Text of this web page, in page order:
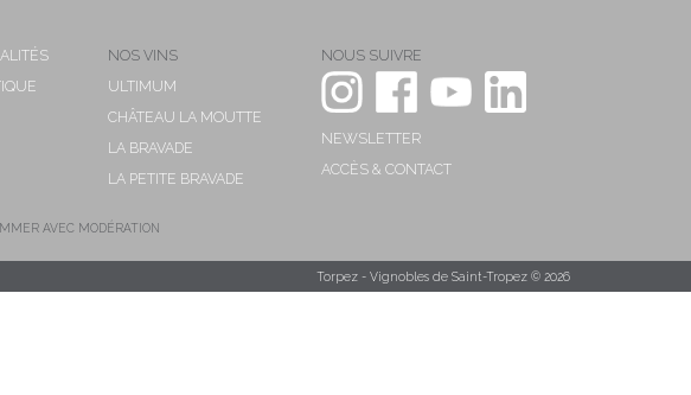
NOS VINS
ULTIMUM
CHÂTEAU LA MOUTTE
LA BRAVADE
LA PETITE BRAVADE
NOUS SUIVRE
NEWSLETTER
ACCÈS & CONTACT
AVEC MODÉRATION
Torpez - Vignobles de Saint-Tropez © 2026